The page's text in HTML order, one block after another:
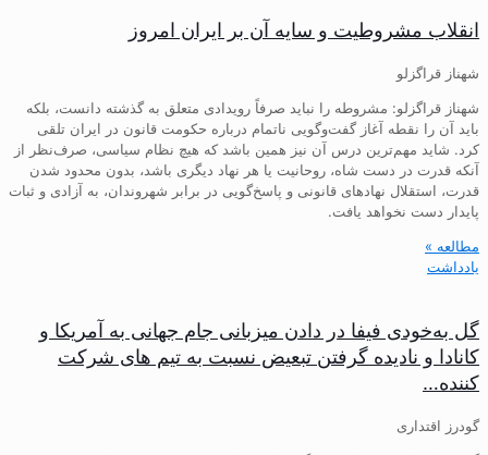
انقلاب مشروطیت و سایه آن بر ایران امروز
شهناز قراگزلو
شهناز قراگزلو: مشروطه را نباید صرفاً رویدادی متعلق به گذشته دانست، بلکه
باید آن را نقطه آغاز گفت‌وگویی ناتمام درباره حکومت قانون در ایران تلقی
کرد. شاید مهم‌ترین درس آن نیز همین باشد که هیچ نظام سیاسی، صرف‌نظر از
آنکه قدرت در دست شاه، روحانیت یا هر نهاد دیگری باشد، بدون محدود شدن
قدرت، استقلال نهادهای قانونی و پاسخ‌گویی در برابر شهروندان، به آزادی و ثبات
پایدار دست نخواهد یافت.
مطالعه »
یادداشت
گل به‌خودی فیفا در دادن میزبانی جام جهانی به آمریکا و
کانادا و نادیده گرفتن تبعیض نسبت به تیم های شرکت
کننده…
گودرز اقتداری